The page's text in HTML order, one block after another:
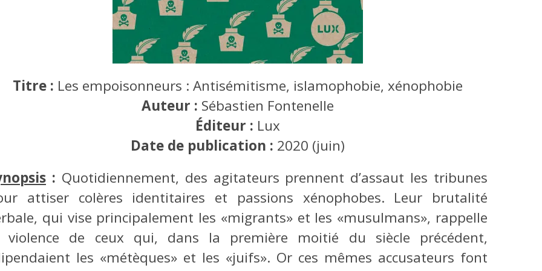
Titre : Les empoisonneurs : Antisémitisme, islamophobie, xénophobie
Auteur : Sébastien Fontenelle
Éditeur : Lux
Date de publication : 2020 (juin)
: Quotidiennement, des agitateurs prennent d’assaut les tribunes
attiser colères identitaires et passions xénophobes. Leur brutalité
qui vise principalement les «migrants» et les «musulmans», rappelle
violence de ceux qui, dans la première moitié du siècle précédent,
les «métèques» et les «juifs». Or ces mêmes accusateurs font